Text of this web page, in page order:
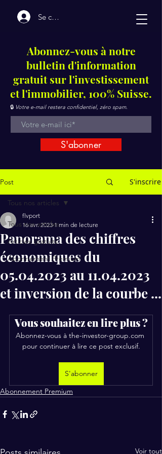
Se connecter
Post S'inscrire
Tous nos articles
Articles gratuits
Abonnement Premium
Tous nos articles
Panorama des chiffres
économiques du
05.04.2023 au 11.04.2023
et inversion de la courbe ...
flvport
16 avr. 2023 1 min de lecture
Vous souhaitez en lire plus ?
Abonnez-vous à the-investor-group.com
pour continuer à lire ce post exclusif.
S'abonner
Abonnement Premium
Voir tout
Abonnez-vous à notre
bulletin d'information
gratuit sur l'investissement
et l'immobilier, 100% Suisse.
🔒 Votre e-mail restera confidentiel, zéro spam.
S'abonner